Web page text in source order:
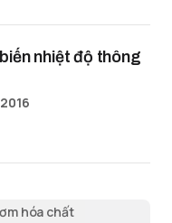
nhiệt độ thông
hóa chất